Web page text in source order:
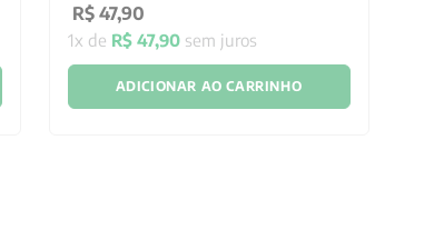
R$ 47,90
1x de R$ 47,90sem juros
ADICIONAR AO CARRINHO